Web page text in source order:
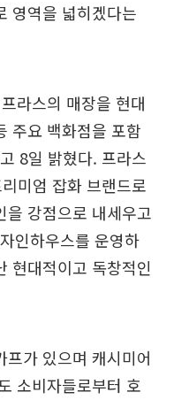
영역을 넓히겠다는
라스의 매장을 현대
주요 백화점을 포함
8일 밝혔다. 프라스
미엄 잡화 브랜드로
을 강점으로 내세우고
인하우스를 운영하
현대적이고 독창적인
가 있으며 캐시미어
소비자들로부터 호